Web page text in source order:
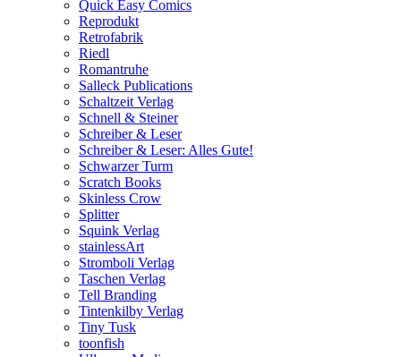
Quick Easy Comics
Reprodukt
Retrofabrik
Riedl
Romantruhe
Salleck Publications
Schaltzeit Verlag
Schnell & Steiner
Schreiber & Leser
Schreiber & Leser: Alles Gute!
Schwarzer Turm
Scratch Books
Skinless Crow
Splitter
Squink Verlag
stainlessArt
Stromboli Verlag
Taschen Verlag
Tell Branding
Tintenkilby Verlag
Tiny Tusk
toonfish